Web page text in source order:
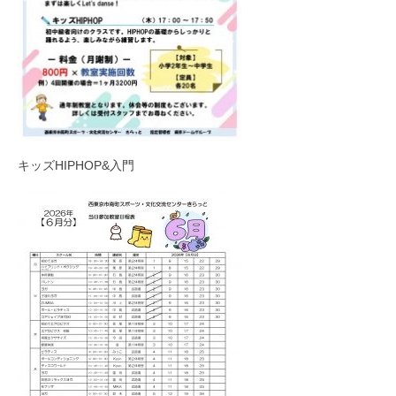
キッズHIPHOP&入門